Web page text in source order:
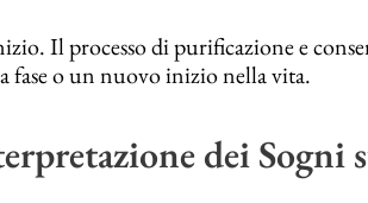
Il processo di purificazione e
fase o un nuovo inizio nella vita.
dei Sogni